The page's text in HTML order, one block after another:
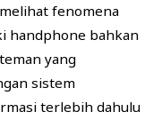
fenomena
handphone bahkan
yang
sistem
terlebih dahulu